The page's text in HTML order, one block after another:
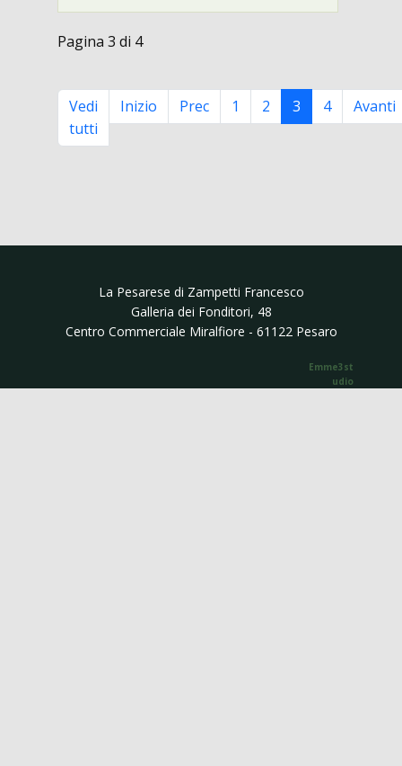
Pagina 3 di 4
Vedi
tutti
Inizio Prec 1 2 3 4 Avanti
La Pesarese di ​Zampetti Francesco
Galleria dei Fonditori, 48
Centro Commerciale Miralfiore - 61122 Pesaro
Emme3st​​
udio